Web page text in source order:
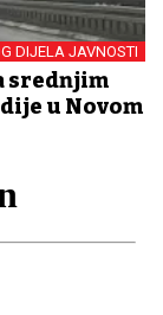
DIJELA JAVNOSTI
srednjim
u Novom